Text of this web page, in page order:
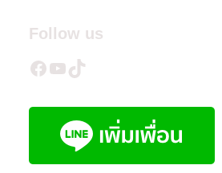
Follow us
Facebook
YouTube
TikTok